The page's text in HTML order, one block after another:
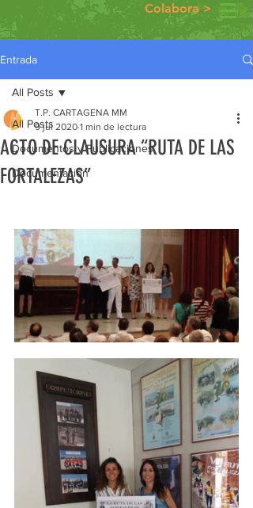
Colabora >
Entrada
All Posts
Documentos y Publicaciones
Documentación
All Posts
ACTO DE CLAUSURA “RUTA DE LAS
FORTALEZAS”
T.P. CARTAGENA MM
9 jul 2020 1 min de lectura